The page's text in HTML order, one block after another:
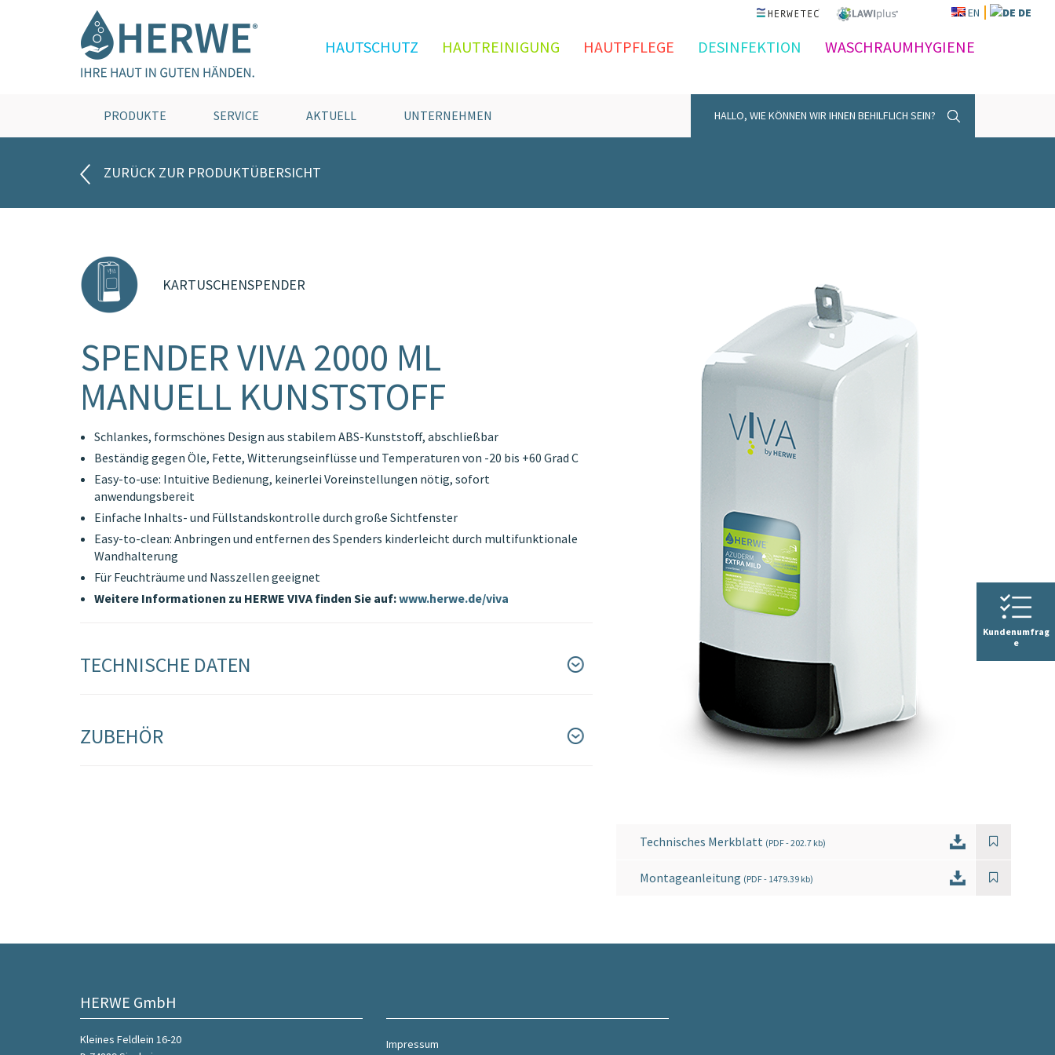
EN DE
HAUTSCHUTZ HAUTREINIGUNG HAUTPFLEGE DESINFEKTION WASCHRAUMHYGIENE
PRODUKTE SERVICE AKTUELL UNTERNEHMEN HALLO, WIE KÖNNEN WIR IHNEN BEHILFLICH SEIN?
ZURÜCK ZUR PRODUKTÜBERSICHT
KARTUSCHENSPENDER
SPENDER VIVA 2000 ML
MANUELL KUNSTSTOFF
Schlankes, formschönes Design aus stabilem ABS-Kunststoff, abschließbar
Beständig gegen Öle, Fette, Witterungseinflüsse und Temperaturen von -20 bis +60 Grad C
Easy-to-use: Intuitive Bedienung, keinerlei Voreinstellungen nötig, sofort
anwendungsbereit
Einfache Inhalts- und Füllstandskontrolle durch große Sichtfenster
Easy-to-clean: Anbringen und entfernen des Spenders kinderleicht durch multifunktionale
Wandhalterung
Für Feuchträume und Nasszellen geeignet
Weitere Informationen zu HERWE VIVA finden Sie auf:www.herwe.de/viva
TECHNISCHE DATEN
ZUBEHÖR
Technisches Merkblatt (PDF- 202.7 kb)
Montageanleitung (PDF- 1479.39 kb)
Kundenumfrag
e
HERWE GmbH
Kleines Feldlein 16-20
Impressum